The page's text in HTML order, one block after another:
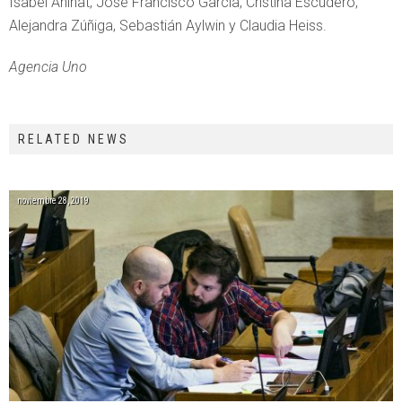
Alejandra Zúñiga, Sebastián Aylwin y Claudia Heiss.
Agencia Uno
RELATED NEWS
noviembre 28, 2019